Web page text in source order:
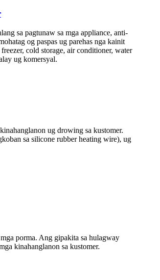
sa pagtunaw sa mga appliance, anti-
og paspas ug parehas nga kainit
cold storage, air conditioner, water
ug komersyal.
ug drowing sa kustomer.
sa silicone rubber heating wire), ug
porma. Ang gipakita sa hulagway
kinahanglanon sa kustomer.